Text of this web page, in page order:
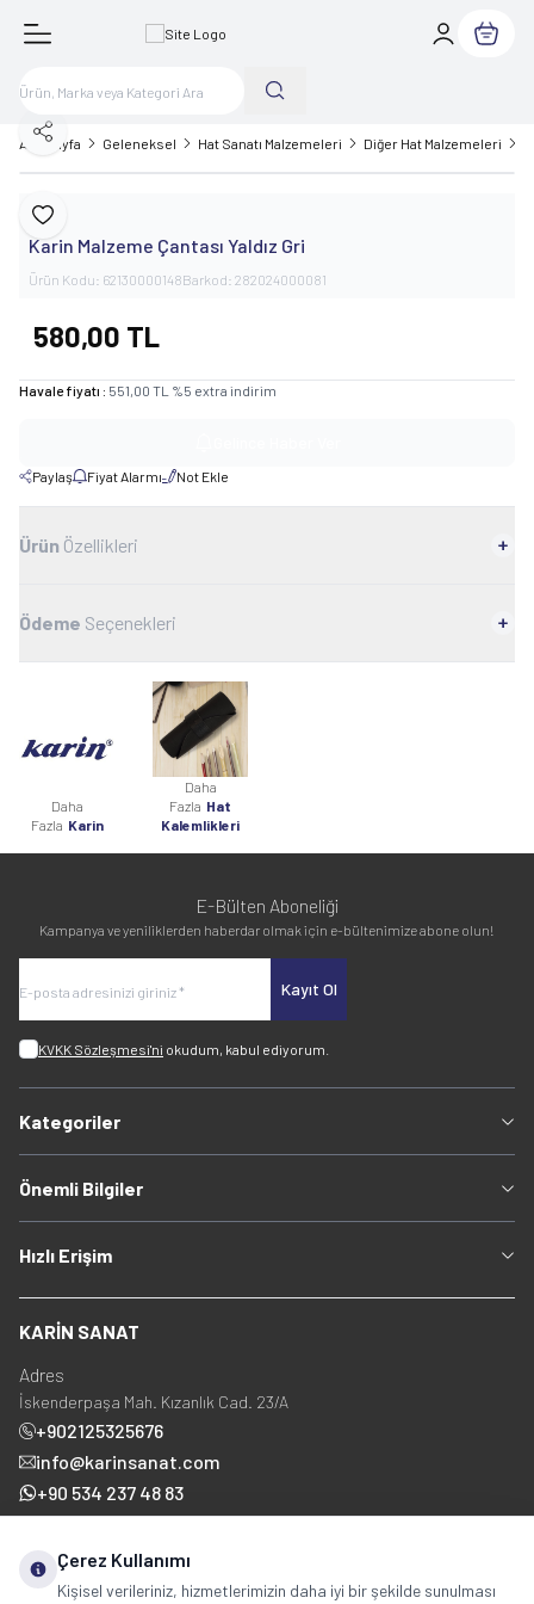
Sepetim
Ana Sayfa Geleneksel Hat Sanatı Malzemeleri Diğer Hat Malzemeleri
Favoriye Ekle
Paylaş
Karin
Karin Malzeme Çantası Yaldız Gri
Ürün Kodu: 62130000148Barkod: 282024000081
580,00 TL
Havale fiyatı : 551,00 TL %5 extra indirim
Paylaş Fiyat Alarmı Not Ekle
Ürün Özellikleri
Ödeme Seçenekleri
Daha
Fazla Karin
Daha
Fazla Hat
Kalemlikleri
E-Bülten Aboneliği
Kampanya ve yeniliklerden haberdar olmak için e-bültenimize abone olun!
Kayıt Ol
KVKK Sözleşmesi'ni okudum, kabul ediyorum.
Kategoriler
Önemli Bilgiler
Hızlı Erişim
KARİN SANAT
Adres
İskenderpaşa Mah. Kızanlık Cad. 23/A
+902125325676
info@karinsanat.com
+90 534 237 48 83
Çerez Kullanımı
Kişisel verileriniz, hizmetlerimizin daha iyi bir şekilde sunulması